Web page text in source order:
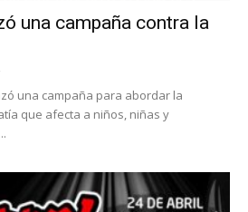
una campaña contra la
una campaña para abordar la
que afecta a niños, niñas y